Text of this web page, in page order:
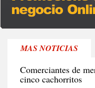
MAS NOTICIAS
Comerciantes de
cinco cachorritos